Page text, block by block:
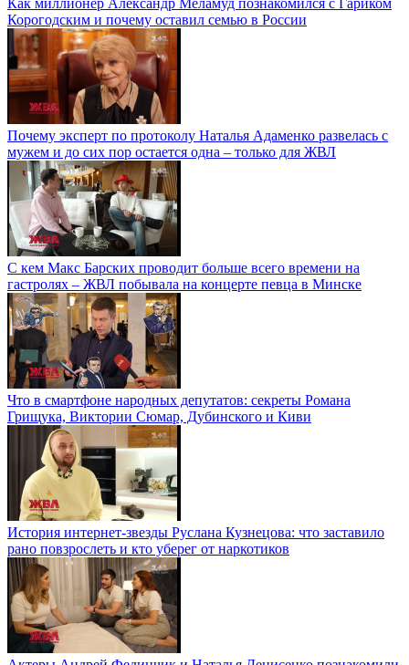
Корогодским и почему оставил семью в России
Почему эксперт по протоколу Наталья Адаменко развелась с
мужем и до сих пор остается одна – только для ЖВЛ
С кем Макс Барских проводит больше всего времени на
гастролях – ЖВЛ побывала на концерте певца в Минске
Что в смартфоне народных депутатов: секреты Романа
Грищука, Виктории Сюмар, Дубинского и Киви
История интернет-звезды Руслана Кузнецова: что заставило
рано повзрослеть и кто уберег от наркотиков